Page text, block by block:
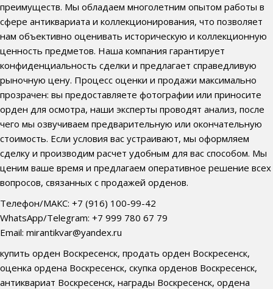
преимуществ. Мы обладаем многолетним опытом работы в
сфере антиквариата и коллекционирования, что позволяет
нам объективно оценивать историческую и коллекционную
ценность предметов. Наша компания гарантирует
конфиденциальность сделки и предлагает справедливую
рыночную цену. Процесс оценки и продажи максимально
прозрачен: вы предоставляете фотографии или приносите
орден для осмотра, наши эксперты проводят анализ, после
чего мы озвучиваем предварительную или окончательную
стоимость. Если условия вас устраивают, мы оформляем
сделку и производим расчет удобным для вас способом. Мы
ценим ваше время и предлагаем оперативное решение всех
вопросов, связанных с продажей орденов.
Телефон/МАКС: +7 (916) 100-99-42
WhatsApp/Telegram: +7 999 780 67 79
Email: mirantikvar@yandex.ru
купить орден Воскресенск, продать орден Воскресенск,
оценка ордена Воскресенск, скупка орденов Воскресенск,
антиквариат Воскресенск, награды Воскресенск, ордена